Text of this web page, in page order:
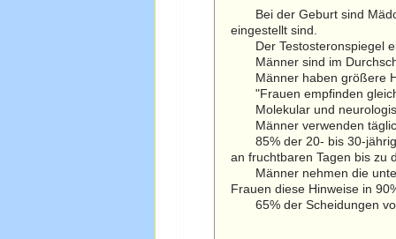
Bei der Geburt sind
eingestellt sind.
Der Testosteronspiegel
Männer sind im
Männer haben größere
"Frauen empfinden gleich
Molekular und
Männer verwenden
85% der 20- bis 30-
an fruchtbaren Tagen bis zu
Männer nehmen die
Frauen diese Hinweise in
65% der Scheidungen